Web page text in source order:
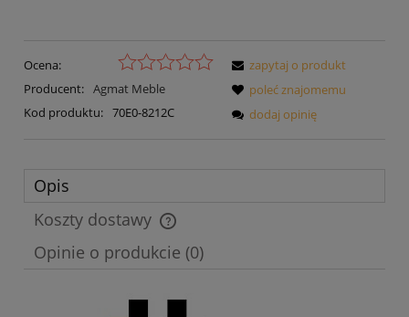
Ocena:
Producent: Agmat Meble
Kod produktu: 70E0-8212C
zapytaj o produkt
poleć znajomemu
dodaj opinię
Opis
Koszty dostawy
Cena nie zawiera ewentualnych kosztów płatności
Opinie o produkcie (0)